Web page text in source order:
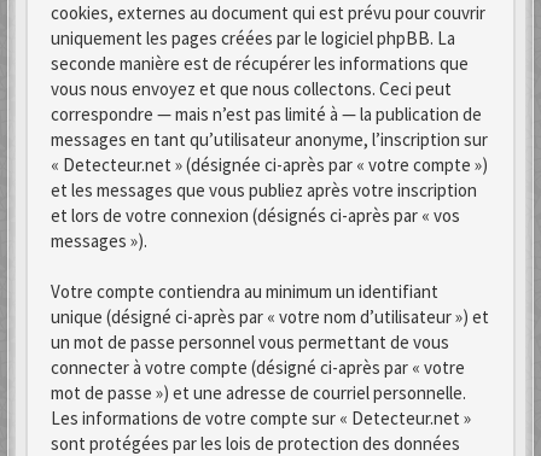
cookies, externes au document qui est prévu pour couvrir
uniquement les pages créées par le logiciel phpBB. La
seconde manière est de récupérer les informations que
vous nous envoyez et que nous collectons. Ceci peut
correspondre — mais n’est pas limité à — la publication de
messages en tant qu’utilisateur anonyme, l’inscription sur
« Detecteur.net » (désignée ci-après par « votre compte »)
et les messages que vous publiez après votre inscription
et lors de votre connexion (désignés ci-après par « vos
messages »).
Votre compte contiendra au minimum un identifiant
unique (désigné ci-après par « votre nom d’utilisateur ») et
un mot de passe personnel vous permettant de vous
connecter à votre compte (désigné ci-après par « votre
mot de passe ») et une adresse de courriel personnelle.
Les informations de votre compte sur « Detecteur.net »
sont protégées par les lois de protection des données